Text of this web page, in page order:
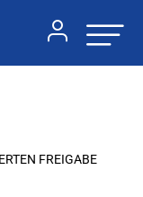
FREIGABE